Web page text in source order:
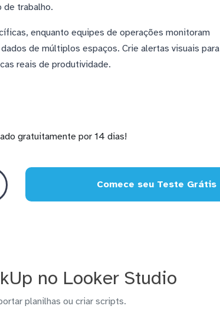
de trabalho.
enquanto equipes de operações monitoram
de múltiplos espaços. Crie alertas visuais para
reais de produtividade.
gratuitamente por 14 dias!
Comece seu Teste Grátis
no Looker Studio
planilhas ou criar scripts.